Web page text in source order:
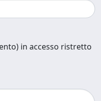
in accesso ristretto